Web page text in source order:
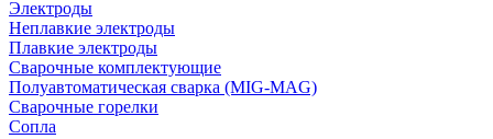
Электроды
Неплавкие электроды
Плавкие электроды
Сварочные комплектующие
Полуавтоматическая сварка (MIG-MAG)
Сварочные горелки
Сопла